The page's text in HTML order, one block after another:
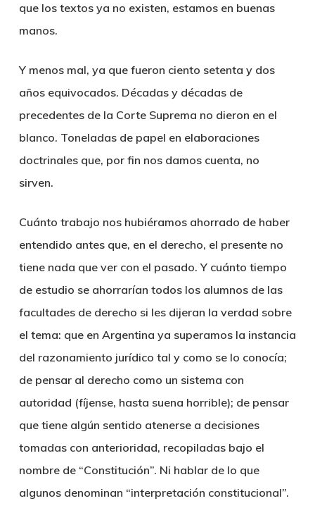
que los textos ya no existen, estamos en buenas
manos.
Y menos mal, ya que fueron ciento setenta y dos
años equivocados. Décadas y décadas de
precedentes de la Corte Suprema no dieron en el
blanco. Toneladas de papel en elaboraciones
doctrinales que, por fin nos damos cuenta, no
sirven.
Cuánto trabajo nos hubiéramos ahorrado de haber
entendido antes que, en el derecho, el presente no
tiene nada que ver con el pasado. Y cuánto tiempo
de estudio se ahorrarían todos los alumnos de las
facultades de derecho si les dijeran la verdad sobre
el tema: que en Argentina ya superamos la instancia
del razonamiento jurídico tal y como se lo conocía;
de pensar al derecho como un sistema con
autoridad (fíjense, hasta suena horrible); de pensar
que tiene algún sentido atenerse a decisiones
tomadas con anterioridad, recopiladas bajo el
nombre de “Constitución”. Ni hablar de lo que
algunos denominan “interpretación constitucional”.